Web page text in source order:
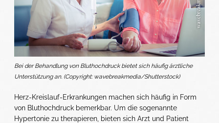
Bei der Behandlung von Bluthochdruck bietet sich häufig ärztliche
Unterstützung an. (Copyright: wavebreakmedia/Shutterstock)
Herz-Kreislauf-Erkrankungen machen sich häufig in Form
von Bluthochdruck bemerkbar. Um die sogenannte
Hypertonie zu therapieren, bieten sich Arzt und Patient